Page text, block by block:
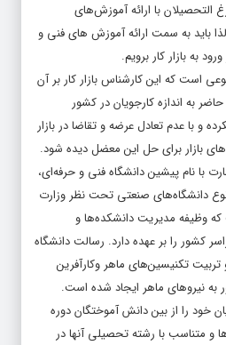
التحصیلان با ارائه آموزش‌های
باید به سمت ارائه آموزش های فنی و
به بازار کار برویم.
است که این کارشناس بازار کار بر آن
به اندازه کارجویان در کشور
و با عدم تعادل عرضه و تقاضا در بازار
بازار برای حل این معضل دیده شود.
با نام پیشین دانشگاه فنی و حرفه‌ای،
دانشگاه‌های صنعتی تحت نظر وزارت
وظیفه مدیریت دانشکده‌ها و
کشور را بر عهده دارد. رسالت دانشگاه
تکنیسین‌های ماهر وکارآفرین
به نیروهای ماهر ایجاد شده است.
خود را از بین دانش آموختگان دوره
و متناسب با رشته تحصیلی آنها در